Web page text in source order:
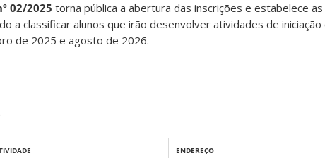
02/2025 torna pública a abertura das inscrições e estabelece
a classificar alunos que irão desenvolver atividades de iniciação
de 2025 e agosto de 2026.
ENDEREÇO